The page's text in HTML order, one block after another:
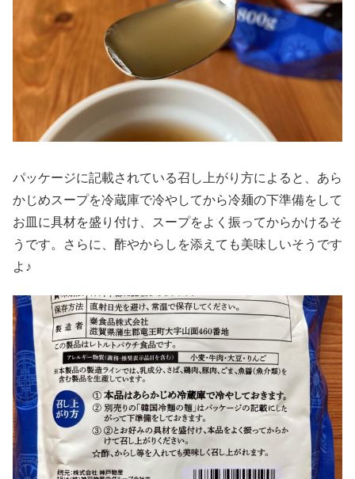
パッケージに記載されている召し上がり方によると、あら
かじめスープを冷蔵庫で冷やしてから冷麺の下準備をして
お皿に具材を盛り付け、スープをよく振ってからかけるそ
うです。さらに、酢やからしを添えても美味しいそうです
よ♪